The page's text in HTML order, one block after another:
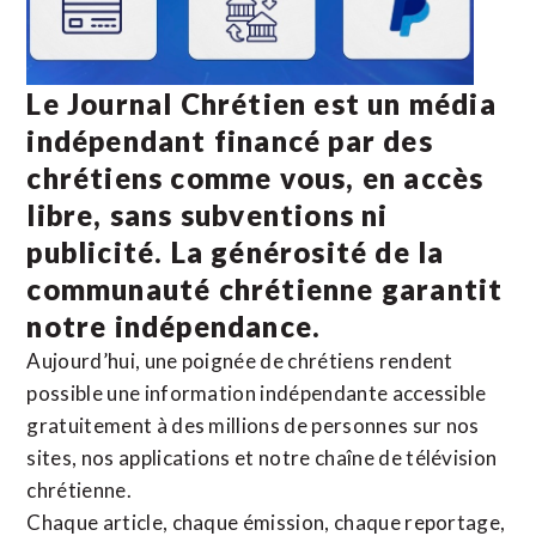
Le Journal Chrétien est un média
indépendant financé par des
chrétiens comme vous, en accès
libre, sans subventions ni
publicité. La générosité de la
communauté chrétienne garantit
notre indépendance.
Aujourd’hui, une poignée de chrétiens rendent
possible une information indépendante accessible
gratuitement à des millions de personnes sur nos
sites, nos applications et notre chaîne de télévision
chrétienne.
Chaque article, chaque émission, chaque reportage,